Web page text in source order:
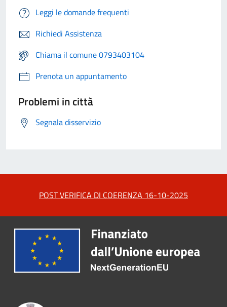
Leggi le domande frequenti
Richiedi Assistenza
Chiama il comune 0793403104
Prenota un appuntamento
Problemi in città
Segnala disservizio
POST VERIFICA DI COERENZA 16-10-2025